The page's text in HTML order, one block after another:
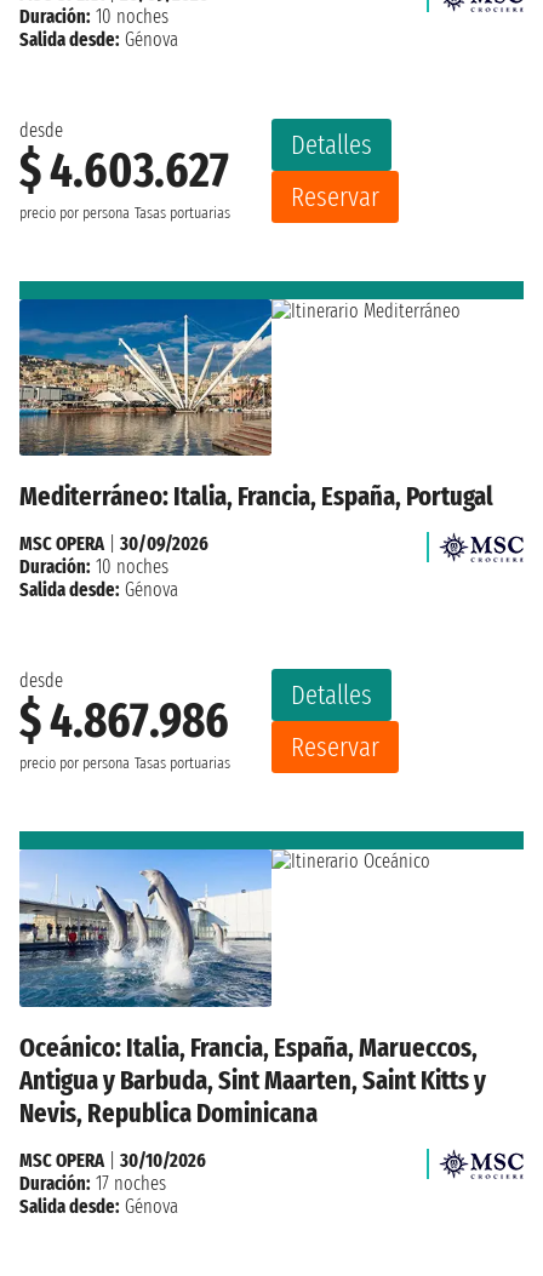
desde
$ 4.603.627
precio por persona Tasas portuarias
Detalles
Reservar
Duración: 10 noches
Salida desde: Génova
Mediterráneo: Italia, Francia, España, Portugal
desde
$ 4.867.986
precio por persona Tasas portuarias
Detalles
Reservar
MSC OPERA| 30/09/2026
Duración: 10 noches
Salida desde: Génova
Oceánico: Italia, Francia, España, Marueccos,
Antigua y Barbuda, Sint Maarten, Saint Kitts y
Nevis, Republica Dominicana
MSC OPERA| 30/10/2026
Duración: 17 noches
Salida desde: Génova